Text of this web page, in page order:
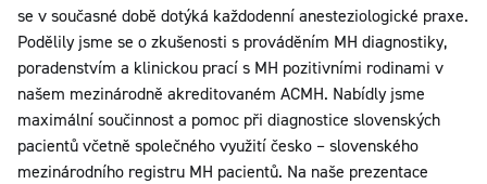
se v současné době dotýká každodenní anesteziologické praxe.
Podělily jsme se o zkušenosti s prováděním MH diagnostiky,
poradenstvím a klinickou prací s MH pozitivními rodinami v
našem mezinárodně akreditovaném ACMH. Nabídly jsme
maximální součinnost a pomoc při diagnostice slovenských
pacientů včetně společného využití česko – slovenského
mezinárodního registru MH pacientů. Na naše prezentace